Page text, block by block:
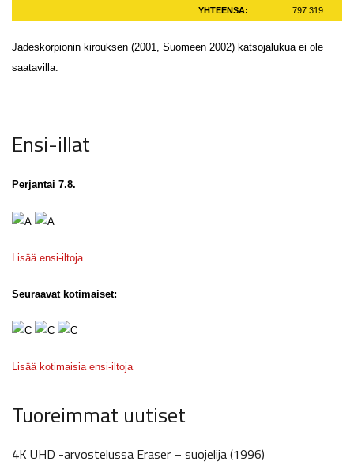
YHTEENSÄ: 797 319
Jadeskorpionin kirouksen (2001, Suomeen 2002) katsojalukua ei ole
saatavilla.
Ensi-illat
Perjantai 7.8.
Lisää ensi-iltoja
Seuraavat kotimaiset:
Lisää kotimaisia ensi-iltoja
Tuoreimmat uutiset
4K UHD -arvostelussa Eraser – suojelija (1996)